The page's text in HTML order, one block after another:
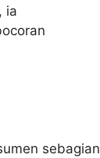
ia
sebagian